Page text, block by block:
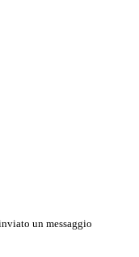
un messaggio